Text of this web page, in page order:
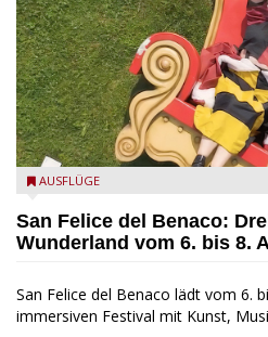
San Felice del Benaco: Drei Tage
AUSFLÜGE
San Felice del Benaco:
Wunderland vom 6. bis 8.
San Felice del Benaco lädt vom 6.
immersiven Festival mit Kunst,